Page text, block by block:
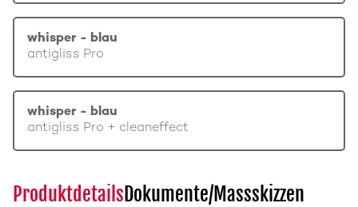
whisper - blau
antigliss Pro
whisper - blau
antigliss Pro + cleaneffect
ProduktdetailsDokumente/Massskizzen